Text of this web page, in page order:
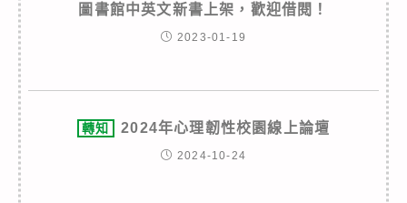
圖書館中英文新書上架，歡迎借閱！
2023-01-19
轉知 2024年心理韌性校園線上論壇
2024-10-24